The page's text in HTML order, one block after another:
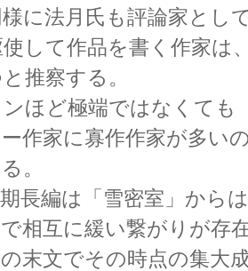
に法月氏も評論家とし
して作品を書く作家は
推察する。
ほど極端ではなくても
作家に寡作作家が多い
。
長編は「雪密室」から
相互に緩い繋がりが存
末文でその時点の集大